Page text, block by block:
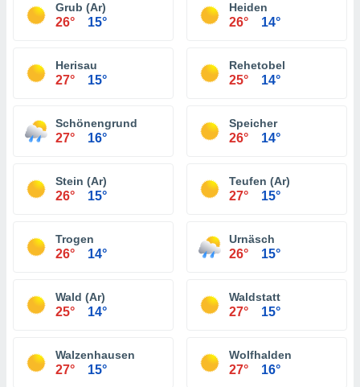
Grub (Ar)
26° 15°
Heiden
26° 14°
Herisau
27° 15°
Rehetobel
25° 14°
Schönengrund
27° 16°
Speicher
26° 14°
Stein (Ar)
26° 15°
Teufen (Ar)
27° 15°
Trogen
26° 14°
Urnäsch
26° 15°
Wald (Ar)
25° 14°
Waldstatt
27° 15°
Walzenhausen
27° 15°
Wolfhalden
27° 16°